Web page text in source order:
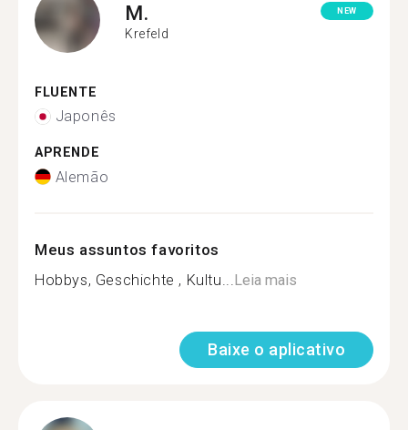
M.
Krefeld
NEW
FLUENTE
Japonês
APRENDE
Alemão
Meus assuntos favoritos
Hobbys, Geschichte , Kultu... Leia mais
Baixe o aplicativo